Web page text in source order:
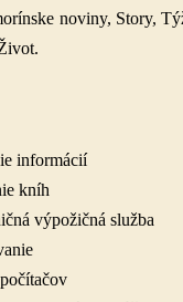
noviny, Story,
informácií
kníh
výpožičná služba